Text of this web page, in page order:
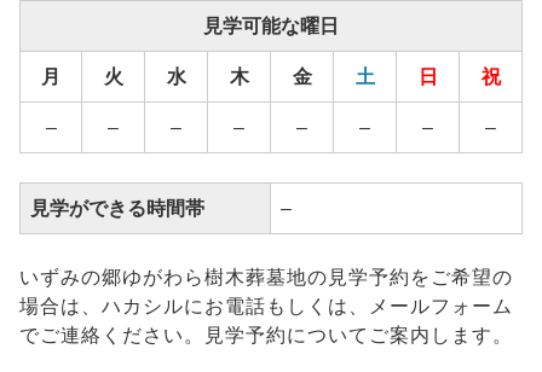
継承者の有
–
見学可能な曜日
月 火 水 木 金 土 日 祝
– – – – – – – –
見学ができる時間帯 –
いずみの郷ゆがわら樹木葬墓地の見学予約をご希望の
場合は、ハカシルにお電話もしくは、メールフォーム
でご連絡ください。見学予約についてご案内します。